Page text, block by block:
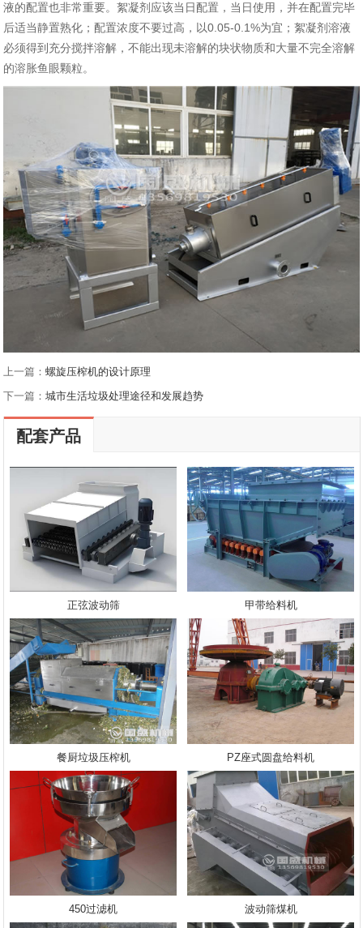
液的配置也非常重要。絮凝剂应该当日配置，当日使用，并在配置完毕
后适当静置熟化；配置浓度不要过高，以0.05-0.1%为宜；絮凝剂溶液
必须得到充分搅拌溶解，不能出现未溶解的块状物质和大量不完全溶解
的溶胀鱼眼颗粒。
上一篇：螺旋压榨机的设计原理
下一篇：城市生活垃圾处理途径和发展趋势
配套产品
正弦波动筛 甲带给料机
餐厨垃圾压榨机 PZ座式圆盘给料机
450过滤机 波动筛煤机